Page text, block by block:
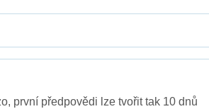
první předpovědi lze tvořit tak 10 dnů